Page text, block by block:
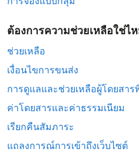
ต้องการความช่วยเหลือใช่ไ
ช่วยเหลือ
เงื่อนไขการขนส่ง
การดูแลและช่วยเหลือผู้โดยสาร
ค่าโดยสารและค่าธรรมเนียม
เรียกคืนสัมภาระ
แถลงการณ์การเข้าถึงเว็บไซต์